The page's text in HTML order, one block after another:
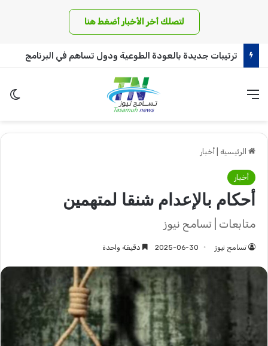
لتصلك أخر الأخبار أضغط هنا
وزير المالية يدعو للشفافية في الحسابات البنكية بمنظمات الامم المتحدة العاملة بالخرطوم.
القائمة
الرئيسية أخبار
أخبار
أحكام بالإعدام شنقا لمتهمين
متابعات | تسامح نيوز
تسامح نيوز 2025-06-30 دقيقة واحدة